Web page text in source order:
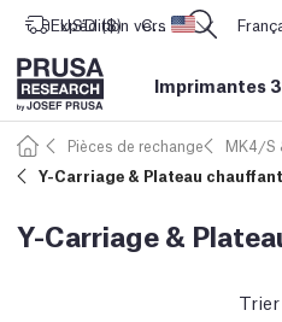
Expédition vers Etats-Unis
USD ($) CORE One L: Maintenant en stock !
Imprimantes
Pièces de rechange
MK4/S
Y-Carriage & Plateau chauffant
Y-Carriage &